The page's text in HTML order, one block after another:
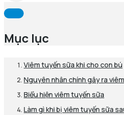
Mục lục
Viêm tuyến sữa khi cho con bú
Nguyên nhân chính gây ra
Biểu hiện viêm tuyến sữa
Làm gì khi bị viêm tuyến sữa